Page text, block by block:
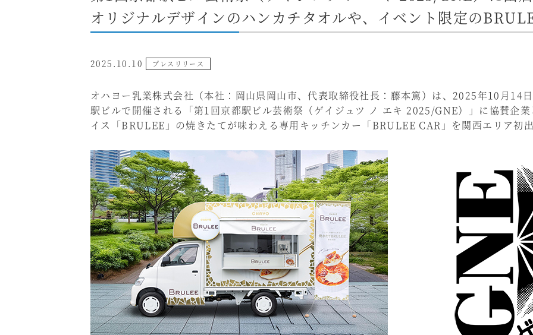
オリジナルデザインのハンカチタオルや、イベント限定の
2025.10.10 プレスリリース
オハヨー乳業株式会社（本社：岡山県岡山市、代表取締役社長：藤本篤）は、2025年10月14
駅ビルで開催される「第1回京都駅ビル芸術祭（ゲイジュツ ノ エキ 2025/GNE）」に協賛企
イス「BRULEE」の焼きたてが味わえる専用キッチンカー「BRULEE CAR」を関西エリア初出